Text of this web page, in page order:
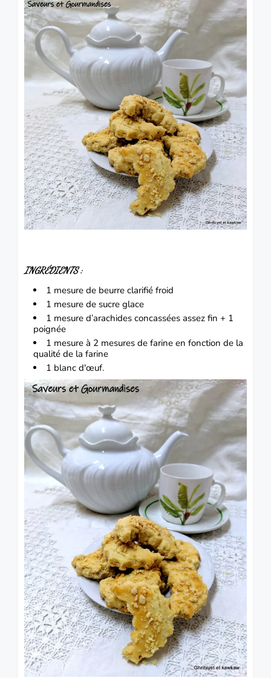
INGRÉDIENTS :
1 mesure de beurre clarifié froid
1 mesure de sucre glace
1 mesure d’arachides concassées assez fin + 1
poignée
1 mesure à 2 mesures de farine en fonction de la
qualité de la farine
1 blanc d'œuf.